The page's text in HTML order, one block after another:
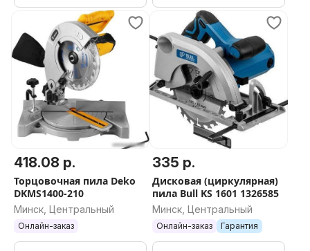
418.08 р.
Торцовочная пила Deko
DKMS1400-210
Минск, Центральный
Онлайн-заказ
335 р.
Дисковая (циркулярная)
пила Bull KS 1601 1326585
Минск, Центральный
Онлайн-заказ Гарантия